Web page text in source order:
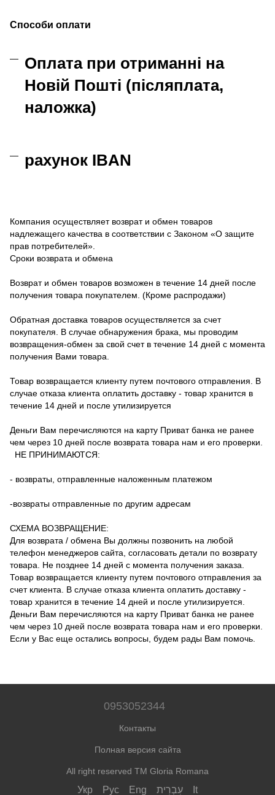
Способи оплати
Оплата при отриманні на
Новій Пошті (післяплата,
наложка)
рахунок IBAN
Компания осуществляет возврат и обмен товаров
надлежащего качества в соответствии с Законом «О защите
прав потребителей».
Сроки возврата и обмена
Возврат и обмен товаров возможен в течение 14 дней после
получения товара покупателем. (Кроме распродажи)
Обратная доставка товаров осуществляется за счет
покупателя. В случае обнаружения брака, мы проводим
возвращения-обмен за свой счет в течение 14 дней с момента
получения Вами товара.
Товар возвращается клиенту путем почтового отправления. В
случае отказа клиента оплатить доставку - товар хранится в
течение 14 дней и после утилизируется
Деньги Вам перечисляются на карту Приват банка не ранее
чем через 10 дней после возврата товара нам и его проверки.
НЕ ПРИНИМАЮТСЯ:
- возвраты, отправленные наложенным платежом
-возвраты отправленные по другим адресам
СХЕМА ВОЗВРАЩЕНИЕ:
Для возврата / обмена Вы должны позвонить на любой
телефон менеджеров сайта, согласовать детали по возврату
товара. Не позднее 14 дней с момента получения заказа.
Товар возвращается клиенту путем почтового отправления за
счет клиента. В случае отказа клиента оплатить доставку -
товар хранится в течение 14 дней и после утилизируется.
Деньги Вам перечисляются на карту Приват банка не ранее
чем через 10 дней после возврата товара нам и его проверки.
Если у Вас еще остались вопросы, будем рады Вам помочь.
0953052344
Контакты
Полная версия сайта
All right reserved TM Gloria Romana
Укр Рус Eng עִבְרִית It